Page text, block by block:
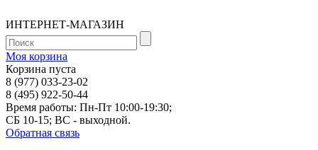
ИНТЕРНЕТ-МАГАЗИН
Моя корзина
Корзина пуста
8 (977) 033-23-02
8 (495) 922-50-44
Время работы: Пн-Пт 10:00-19:30;
СБ 10-15; ВС - выходной.
Обратная связь